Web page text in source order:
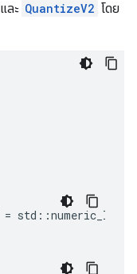
และ QuantizeV2 โดย
= std ::